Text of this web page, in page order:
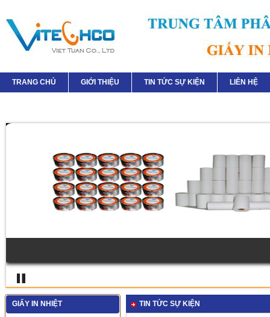
TRANG CHỦ GIỚI THIỆU TIN TỨC SỰ KIỆN LIÊN HỆ
GIẤY IN NHIỆT TIN TỨC SỰ KIỆN